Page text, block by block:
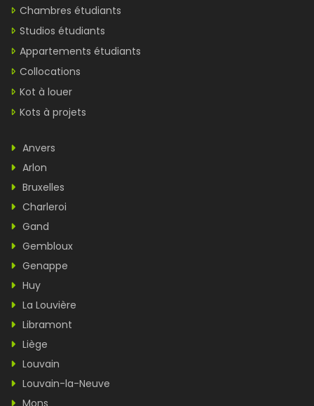
Chambres étudiants
Studios étudiants
Appartements étudiants
Collocations
Kot à louer
Kots à projets
Anvers
Arlon
Bruxelles
Charleroi
Gand
Gembloux
Genappe
Huy
La Louvière
Libramont
Liège
Louvain
Louvain-la-Neuve